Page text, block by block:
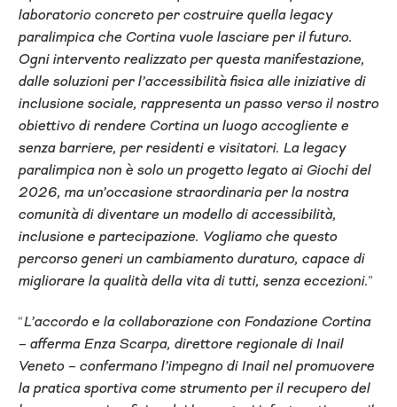
laboratorio concreto per costruire quella legacy
paralimpica che Cortina vuole lasciare per il futuro.
Ogni intervento realizzato per questa manifestazione,
dalle soluzioni per l’accessibilità fisica alle iniziative di
inclusione sociale, rappresenta un passo verso il nostro
obiettivo di rendere Cortina un luogo accogliente e
senza barriere, per residenti e visitatori. La legacy
paralimpica non è solo un progetto legato ai Giochi del
2026, ma un’occasione straordinaria per la nostra
comunità di diventare un modello di accessibilità,
inclusione e partecipazione. Vogliamo che questo
percorso generi un cambiamento duraturo, capace di
migliorare la qualità della vita di tutti, senza eccezioni.”
“L’accordo e la collaborazione con Fondazione Cortina
– afferma Enza Scarpa, direttore regionale di Inail
Veneto – confermano l’impegno di Inail nel promuovere
la pratica sportiva come strumento per il recupero del